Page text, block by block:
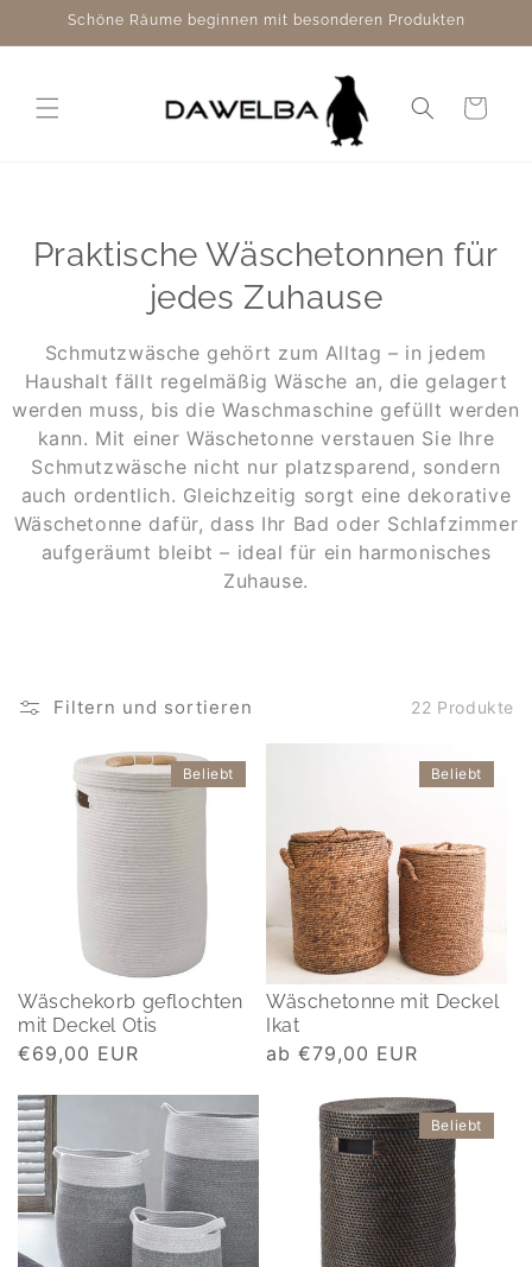
zum
Inhalt
Schöne Räume beginnen mit besonderen Produkten
Warenkorb
Praktische Wäschetonnen für
jedes Zuhause
Schmutzwäsche gehört zum Alltag – in jedem
Haushalt fällt regelmäßig Wäsche an, die gelagert
werden muss, bis die Waschmaschine gefüllt werden
kann. Mit einer Wäschetonne verstauen Sie Ihre
Schmutzwäsche nicht nur platzsparend, sondern
auch ordentlich. Gleichzeitig sorgt eine dekorative
Wäschetonne dafür, dass Ihr Bad oder Schlafzimmer
aufgeräumt bleibt – ideal für ein harmonisches
Zuhause.
Filtern und sortieren 22 Produkte
Wäschekorb geflochten
mit Deckel Otis
Normaler
€69,00 EUR
Beliebt
Wäschetonne mit Deckel
Ikat
Normaler
ab €79,00 EUR
Beliebt
Beliebt